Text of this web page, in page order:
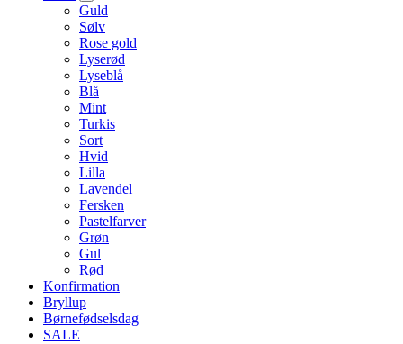
Guld
Sølv
Rose gold
Lyserød
Lyseblå
Blå
Mint
Turkis
Sort
Hvid
Lilla
Lavendel
Fersken
Pastelfarver
Grøn
Gul
Rød
Konfirmation
Bryllup
Børnefødselsdag
SALE